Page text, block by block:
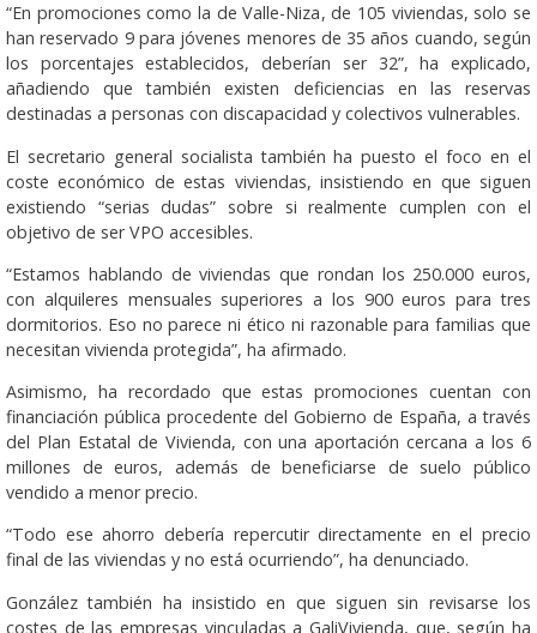
“En promociones como la de Valle-Niza, de 105 viviendas, solo se
han reservado 9 para jóvenes menores de 35 años cuando, según
los porcentajes establecidos, deberían ser 32”, ha explicado,
añadiendo que también existen deficiencias en las reservas
destinadas a personas con discapacidad y colectivos vulnerables.
El secretario general socialista también ha puesto el foco en el
coste económico de estas viviendas, insistiendo en que siguen
existiendo “serias dudas” sobre si realmente cumplen con el
objetivo de ser VPO accesibles.
“Estamos hablando de viviendas que rondan los 250.000 euros,
con alquileres mensuales superiores a los 900 euros para tres
dormitorios. Eso no parece ni ético ni razonable para familias que
necesitan vivienda protegida”, ha afirmado.
Asimismo, ha recordado que estas promociones cuentan con
financiación pública procedente del Gobierno de España, a través
del Plan Estatal de Vivienda, con una aportación cercana a los 6
millones de euros, además de beneficiarse de suelo público
vendido a menor precio.
“Todo ese ahorro debería repercutir directamente en el precio
final de las viviendas y no está ocurriendo”, ha denunciado.
González también ha insistido en que siguen sin revisarse los
costes de las empresas vinculadas a GaliVivienda, que, según ha